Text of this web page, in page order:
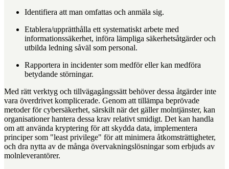
Identifiera att man omfattas och anmäla sig.
Etablera/upprätthålla ett systematiskt arbete med
informationssäkerhet, införa lämpliga säkerhetsåtgärder och
utbilda ledning såväl som personal.
Rapportera in incidenter som medför eller kan medföra
betydande störningar.
Med rätt verktyg och tillvägagångssätt behöver dessa åtgärder inte
vara överdrivet komplicerade. Genom att tillämpa beprövade
metoder för cybersäkerhet, särskilt när det gäller molntjänster, kan
organisationer hantera dessa krav relativt smidigt. Det kan handla
om att använda kryptering för att skydda data, implementera
principer som "least privilege" för att minimera åtkomsträttigheter,
och dra nytta av de många övervakningslösningar som erbjuds av
molnleverantörer.